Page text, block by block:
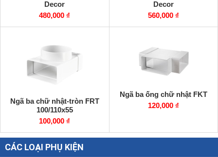
Decor
480,000 ₫
Decor
560,000 ₫
Ngã ba chữ nhật-tròn FRT
100/110x55
100,000 ₫
Ngã ba ống chữ nhật FKT
120,000 ₫
CÁC LOẠI PHỤ KIỆN